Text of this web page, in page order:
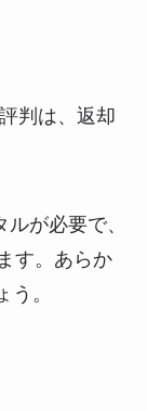
判は、 返却
が必要で、
す。あらか
。